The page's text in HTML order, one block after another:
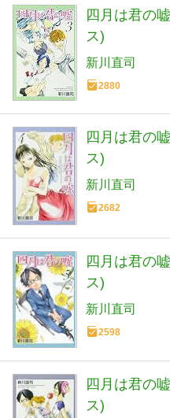
四月は君の
ス)
新川直司
2880
四月は君の
ス)
新川直司
2682
四月は君の
ス)
新川直司
2598
四月は君の
ス)